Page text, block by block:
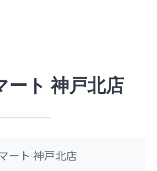
ート 神戸北店
ート 神戸北店